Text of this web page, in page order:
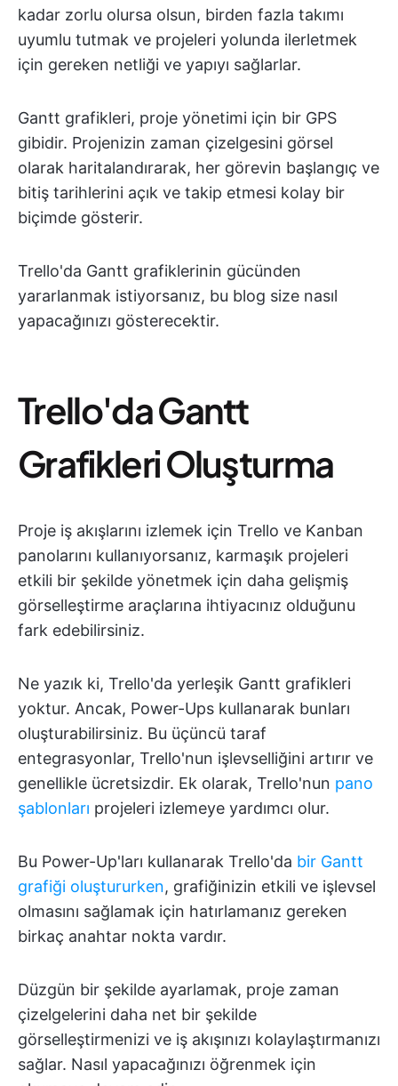
kadar zorlu olursa olsun, birden fazla takımı
uyumlu tutmak ve projeleri yolunda ilerletmek
için gereken netliği ve yapıyı sağlarlar.
Gantt grafikleri, proje yönetimi için bir GPS
gibidir. Projenizin zaman çizelgesini görsel
olarak haritalandırarak, her görevin başlangıç ve
bitiş tarihlerini açık ve takip etmesi kolay bir
biçimde gösterir.
Trello'da Gantt grafiklerinin gücünden
yararlanmak istiyorsanız, bu blog size nasıl
yapacağınızı gösterecektir.
Trello'da Gantt
Grafikleri Oluşturma
Proje iş akışlarını izlemek için Trello ve Kanban
panolarını kullanıyorsanız, karmaşık projeleri
etkili bir şekilde yönetmek için daha gelişmiş
görselleştirme araçlarına ihtiyacınız olduğunu
fark edebilirsiniz.
Ne yazık ki, Trello'da yerleşik Gantt grafikleri
yoktur. Ancak, Power-Ups kullanarak bunları
oluşturabilirsiniz. Bu üçüncü taraf
entegrasyonlar, Trello'nun işlevselliğini artırır ve
genellikle ücretsizdir. Ek olarak, Trello'nun pano
şablonları projeleri izlemeye yardımcı olur.
Bu Power-Up'ları kullanarak Trello'da bir Gantt
grafiği oluştururken, grafiğinizin etkili ve işlevsel
olmasını sağlamak için hatırlamanız gereken
birkaç anahtar nokta vardır.
Düzgün bir şekilde ayarlamak, proje zaman
çizelgelerini daha net bir şekilde
görselleştirmenizi ve iş akışınızı kolaylaştırmanızı
sağlar. Nasıl yapacağınızı öğrenmek için